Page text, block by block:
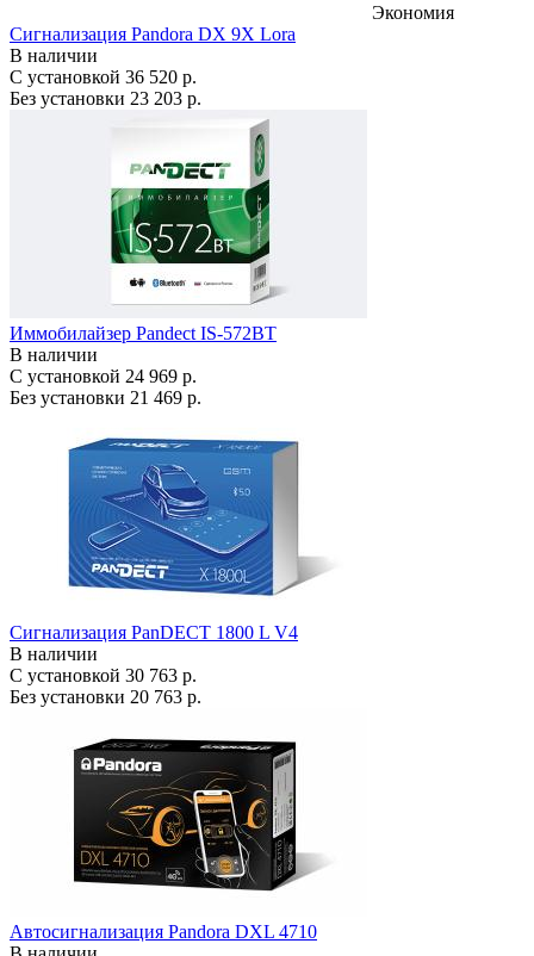
Экономия
Сигнализация Pandora DX 9X Lora
В наличии
С установкой 36 520 р.
Без установки 23 203 р.
Иммобилайзер Pandect IS-572BT
В наличии
С установкой 24 969 р.
Без установки 21 469 р.
Сигнализация PanDECT 1800 L V4
В наличии
С установкой 30 763 р.
Без установки 20 763 р.
Автосигнализация Pandora DXL 4710